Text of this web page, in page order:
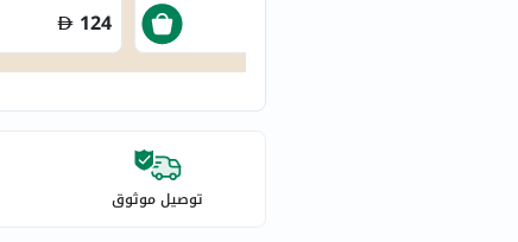
chek
activise
annemarie-
124
توصيل موثوق